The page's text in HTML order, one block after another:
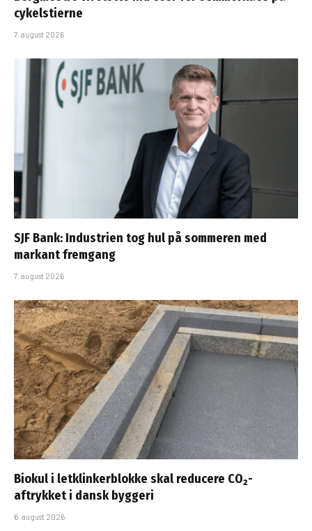
cykelstierne
7. august 2026
SJF Bank: Industrien tog hul på sommeren med
markant fremgang
7. august 2026
Biokul i letklinkerblokke skal reducere CO₂-
aftrykket i dansk byggeri
6. august 2026